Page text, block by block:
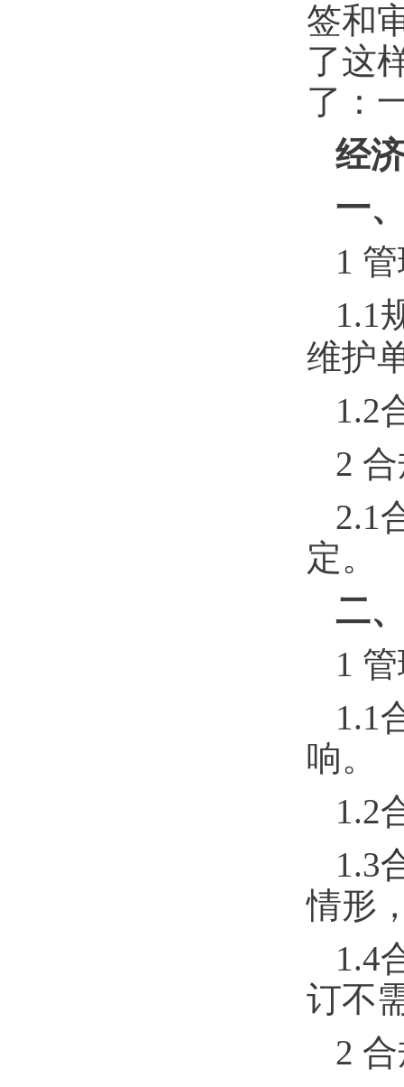
签和
了这
了：
经
一
1
1.1
维护
1.2
2
2.1
定。
二
1
1.1
响。
1.2
1.3
情形
1.4
订不
2